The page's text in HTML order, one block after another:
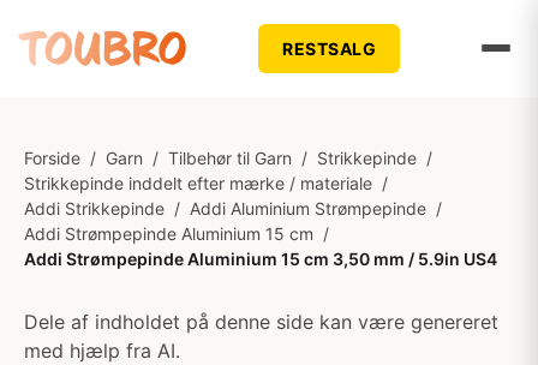
RESTSALG
Forside / Garn / Tilbehør til Garn / Strikkepinde /
Strikkepinde inddelt efter mærke / materiale /
Addi Strikkepinde / Addi Aluminium Strømpepinde /
Addi Strømpepinde Aluminium 15 cm /
Addi Strømpepinde Aluminium 15 cm 3,50 mm / 5.9in US4
Dele af indholdet på denne side kan være genereret
med hjælp fra AI.